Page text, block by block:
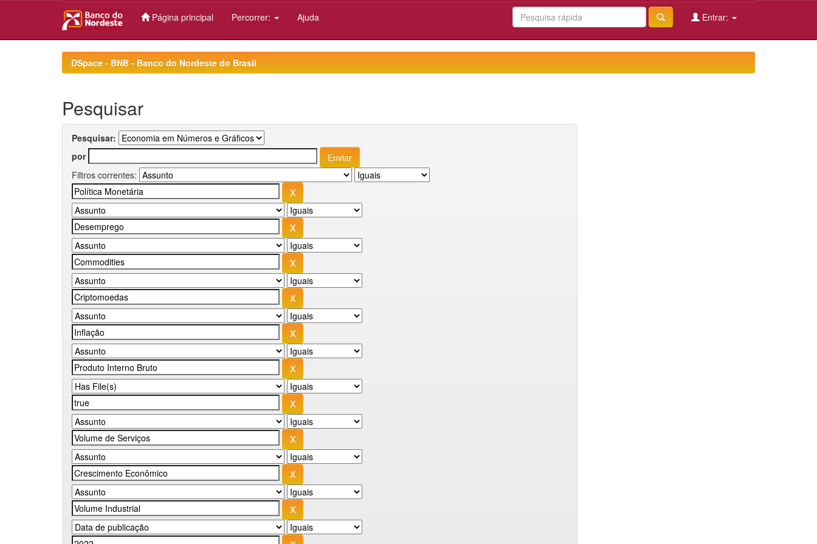
Página principal Percorrer: Ajuda Entrar:
DSpace - BNB - Banco do Nordeste do Brasil
Pesquisar
Pesquisar:
por
Filtros correntes: